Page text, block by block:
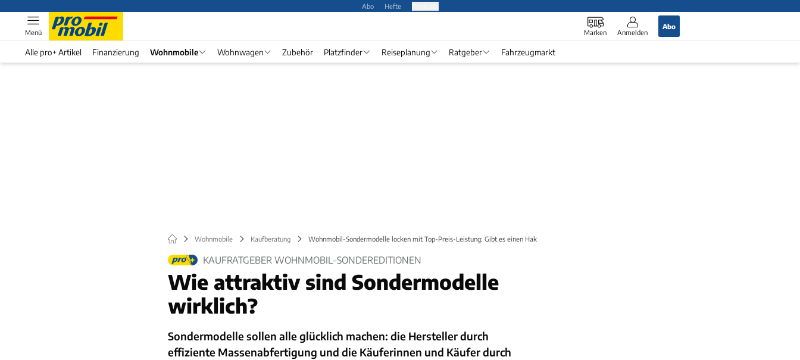
Abo Hefte
Marken Anmelden
Abo
Menü
Alle pro+ Artikel Finanzierung Wohnmobile Wohnwagen Zubehör Platzfinder Reiseplanung Ratgeber Fahrzeugmarkt
Wohnmobile Kaufberatung Wohnmobil-Sondermodelle locken mit Top-Preis-Leistung: Gibt es einen Haken?
KAUFRATGEBER WOHNMOBIL-SONDEREDITIONEN
Wie attraktiv sind Sondermodelle
wirklich?
Sondermodelle sollen alle glücklich machen: die Hersteller durch
effiziente Massenabfertigung und die Käuferinnen und Käufer durch